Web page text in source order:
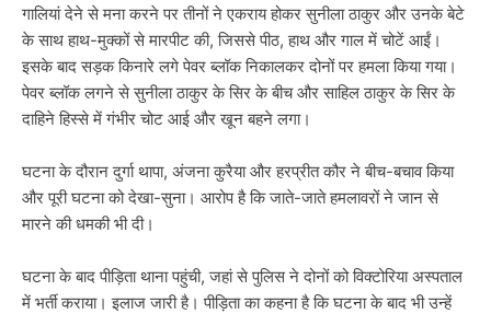
गालियां देने से मना करने पर तीनों ने एकराय होकर सुनीला ठाकुर और उनके बेटे
के साथ हाथ-मुक्कों से मारपीट की, जिससे पीठ, हाथ और गाल में चोटें आईं।
इसके बाद सड़क किनारे लगे पेवर ब्लॉक निकालकर दोनों पर हमला किया गया।
पेवर ब्लॉक लगने से सुनीला ठाकुर के सिर के बीच और साहिल ठाकुर के सिर के
दाहिने हिस्से में गंभीर चोट आई और खून बहने लगा।
घटना के दौरान दुर्गा थापा, अंजना कुरैया और हरप्रीत कौर ने बीच-बचाव किया
और पूरी घटना को देखा-सुना। आरोप है कि जाते-जाते हमलावरों ने जान से
मारने की धमकी भी दी।
घटना के बाद पीड़िता थाना पहुंची, जहां से पुलिस ने दोनों को विक्टोरिया अस्पताल
में भर्ती कराया। इलाज जारी है। पीड़िता का कहना है कि घटना के बाद भी उन्हें